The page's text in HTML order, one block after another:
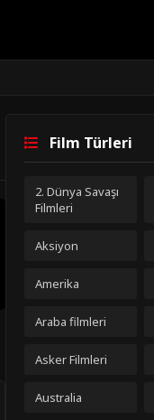
Film Türleri
2. Dünya Savaşı
Filmleri
Aksiyon
Amerika
Araba filmleri
Asker Filmleri
Australia